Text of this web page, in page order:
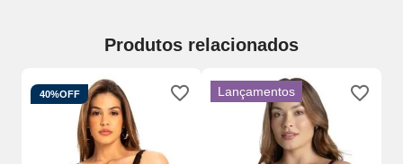
Produtos relacionados
40%OFF Lançamentos